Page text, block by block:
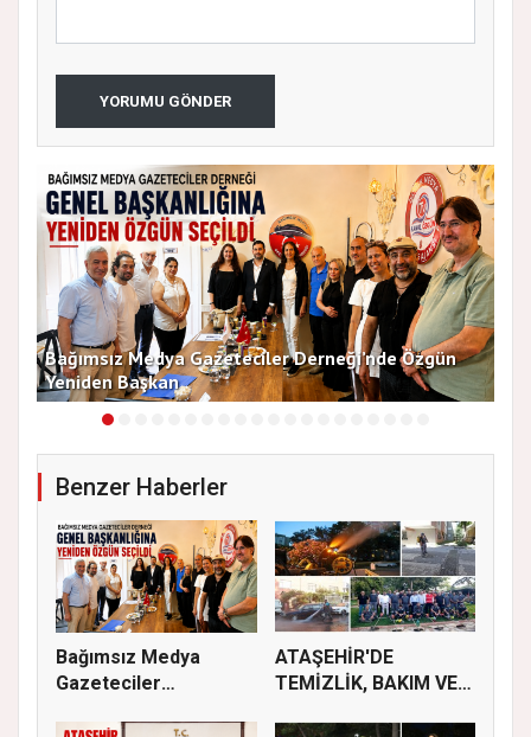
YORUMU GÖNDER
Bağımsız Medya Gazeteciler Derneği’nde Özgün
Yeniden Başkan
Benzer Haberler
Bağımsız Medya
Gazeteciler
ATAŞEHİR'DE
TEMİZLİK, BAKIM VE